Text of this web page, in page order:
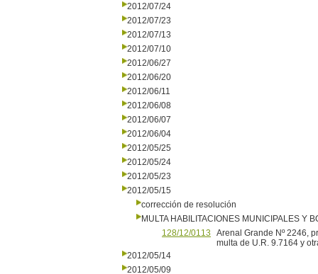
2012/07/24
2012/07/23
2012/07/13
2012/07/10
2012/06/27
2012/06/20
2012/06/11
2012/06/08
2012/06/07
2012/06/04
2012/05/25
2012/05/24
2012/05/23
2012/05/15
corrección de resolución
MULTA HABILITACIONES MUNICIPALES Y
128/12/0113
Arenal Grande Nº 2246,
multa de U.R. 9.7164 y
2012/05/14
2012/05/09